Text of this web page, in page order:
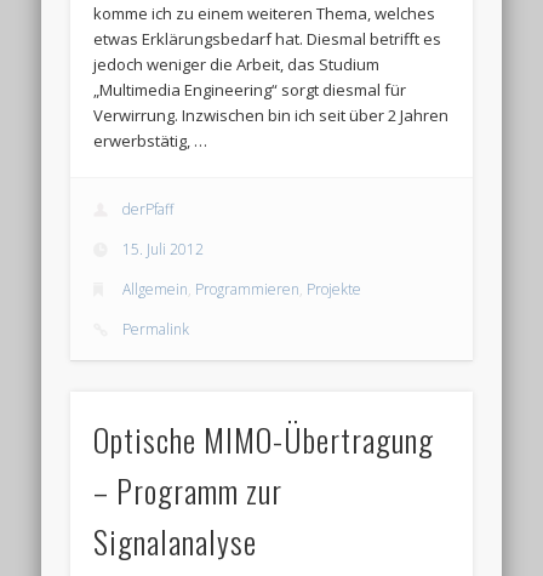
komme ich zu einem weiteren Thema, welches
etwas Erklärungsbedarf hat. Diesmal betrifft es
jedoch weniger die Arbeit, das Studium
„Multimedia Engineering“ sorgt diesmal für
Verwirrung. Inzwischen bin ich seit über 2 Jahren
erwerbstätig, …
derPfaff
15. Juli 2012
Allgemein, Programmieren, Projekte
Permalink
Optische MIMO-Übertragung
– Programm zur
Signalanalyse